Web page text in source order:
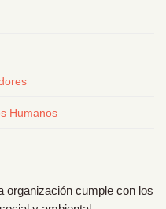
Humanos
organización cumple con los